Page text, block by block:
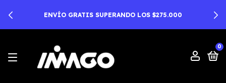
3 Y 6 CUOTAS SIN INTERES A
0